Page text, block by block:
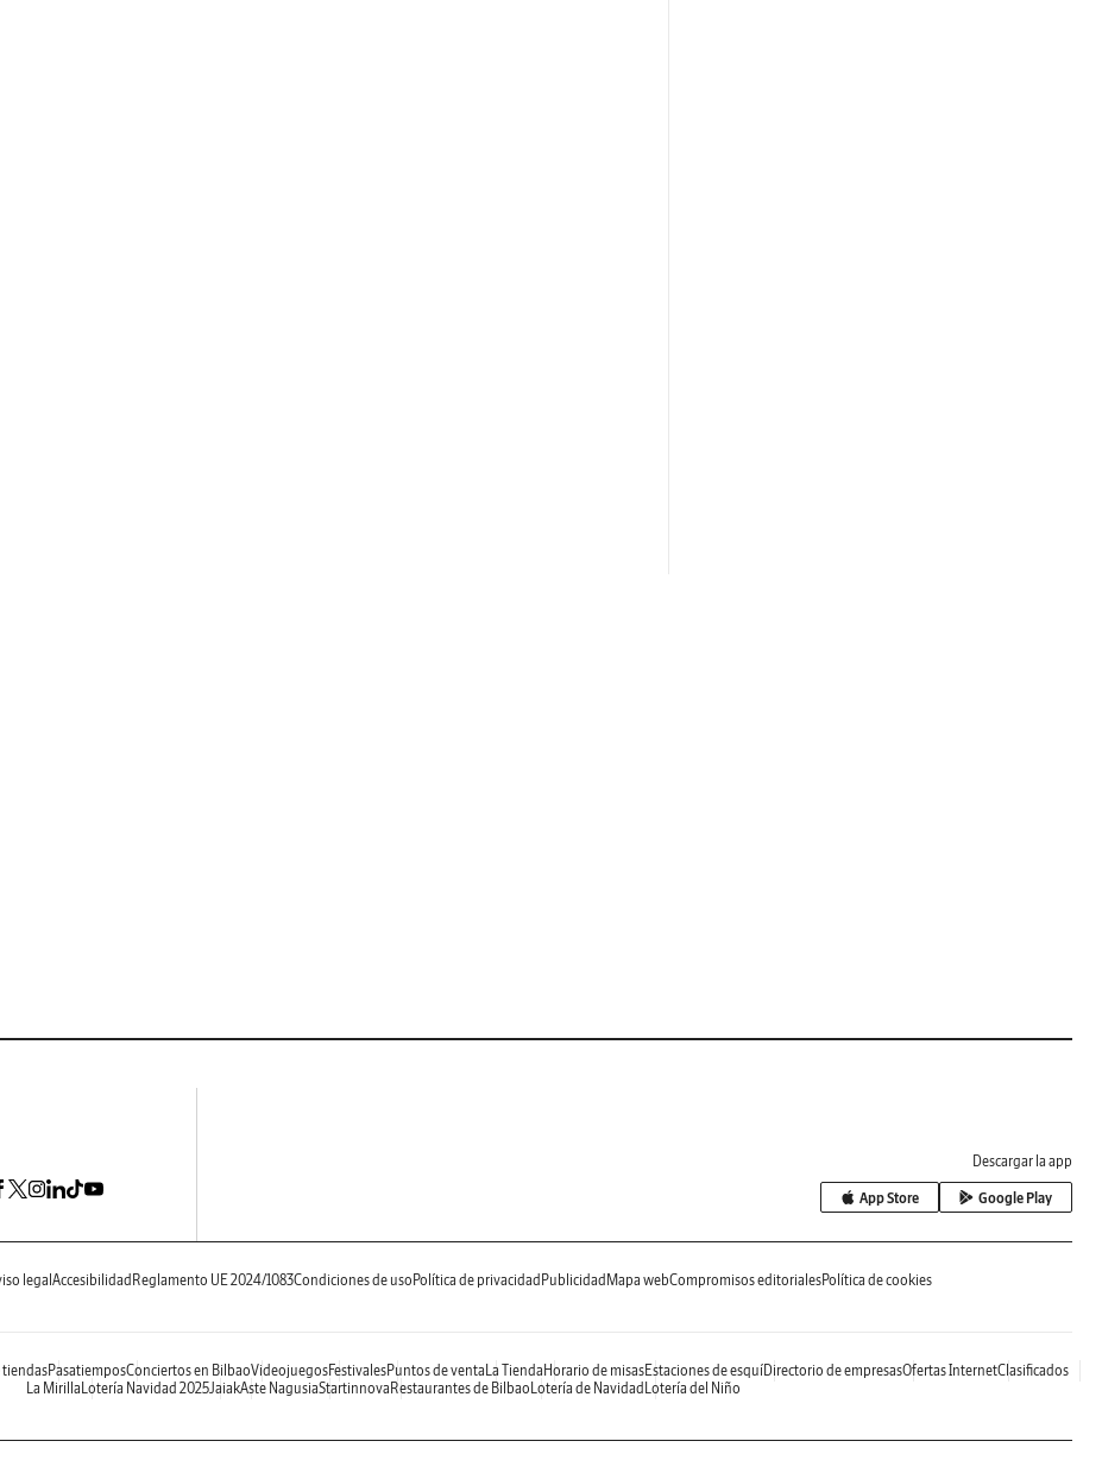
Descargar la app
App Store Google Play
legal Accesibilidad Reglamento UE 2024/1083Condiciones de uso Política de privacidad Publicidad Mapa webCompromisos editorialesPolítica de cookies
tiendasPasatiemposConciertos en BilbaoVideojuegosFestivalesPuntos de venta La Tienda Horario de misasEstaciones de esquíDirectorio de empresasOfertas InternetClasificados
La Mirilla Lotería Navidad 2025JaiakAste NagusiaStartinnova Restaurantes de Bilbao Lotería de Navidad Lotería del Niño